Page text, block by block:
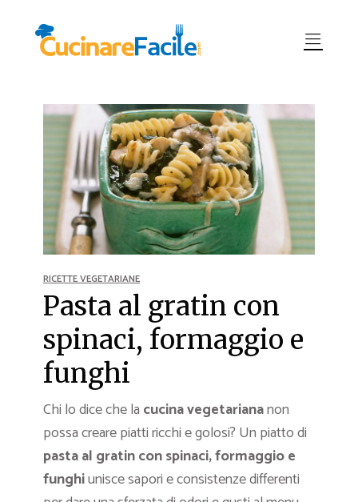
RICETTE VEGETARIANE
Pasta al gratin con
spinaci, formaggio e
funghi
Chi lo dice che la cucina vegetariananon
possa creare piatti ricchi e golosi? Un piatto di
pasta al gratin con spinaci, formaggio e
funghiunisce sapori e consistenze differenti